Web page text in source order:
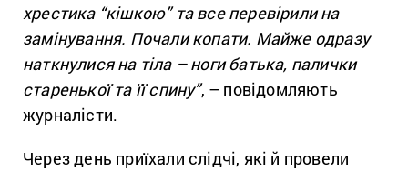
хрестика “кішкою” та все перевірили на
замінування. Почали копати. Майже одразу
наткнулися на тіла – ноги батька, палички
старенької та її спину”, – повідомляють
журналісти.
Через день приїхали слідчі, які й провели